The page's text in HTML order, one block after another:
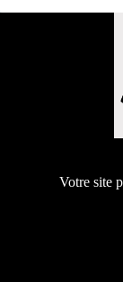
Votre site